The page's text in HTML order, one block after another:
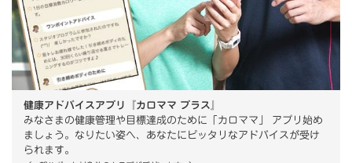
健康アドバイスアプリ『カロママ プラス』
みなさまの健康管理や目標達成のために「カロママ」 アプリ始め
ましょう。なりたい姿へ、あなたにピッタリなアドバイスが受け
られます。